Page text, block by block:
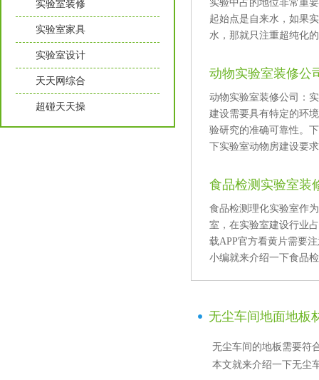
实验室装修
实验室家具
实验室设计
天天网综合
超碰天天操
实验中占的地位非常重要
起始点是自来水，如果
水，那就只注重超纯化
动物实验室装修公
动物实验室装修公司
建设需要具有特定的环境
验研究的准确可靠性
下实验室动物房建设要
食品检测实验室装
食品检测理化实验室作
室，在实验室建设行业
载APP官方看黄片需要注
小编就来介绍一下食品
无尘车间地面地板
无尘车间的地板需要符合耐
本文就来介绍一下无尘车